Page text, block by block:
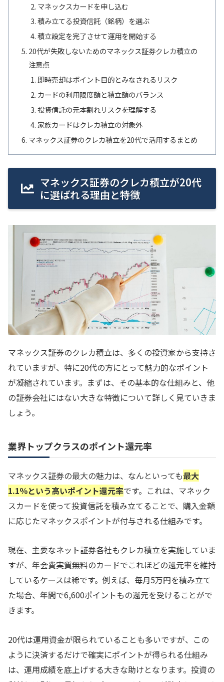
マネックスカードを申し込む
積み立てる投資信託（銘柄）を選ぶ
積立設定を完了させて運用を開始する
20代が失敗しないためのマネックス証券クレカ積立の
注意点
即時売却はポイント目的とみなされるリスク
カードの利用限度額と積立額のバランス
投資信託の元本割れリスクを理解する
家族カードはクレカ積立の対象外
マネックス証券のクレカ積立を20代で活用するまとめ
マネックス証券のクレカ積立が20代
に選ばれる理由と特徴
マネックス証券のクレカ積立は、多くの投資家から支持さ
れていますが、特に20代の方にとって魅力的なポイント
が凝縮されています。まずは、その基本的な仕組みと、他
の証券会社にはない大きな特徴について詳しく見ていきま
しょう。
業界トップクラスのポイント還元率
マネックス証券の最大の魅力は、なんといっても最大
1.1％という高いポイント還元率です。これは、マネック
スカードを使って投資信託を積み立てることで、購入金額
に応じたマネックスポイントが付与される仕組みです。
現在、主要なネット証券各社もクレカ積立を実施していま
すが、年会費実質無料のカードでこれほどの還元率を維持
しているケースは稀です。例えば、毎月5万円を積み立て
た場合、年間で6,600ポイントもの還元を受けることがで
きます。
20代は運用資金が限られていることも多いですが、この
ように決済するだけで確実にポイントが得られる仕組み
は、運用成績を底上げする大きな助けとなります。投資の